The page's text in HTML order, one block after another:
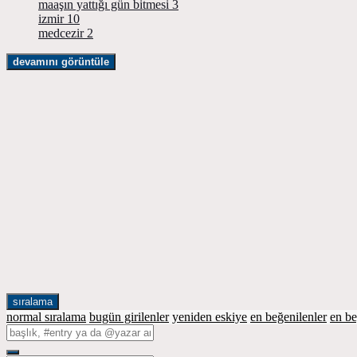
maaşın yattığı gün bitmesi 3
izmir 10
medcezir 2
devamını görüntüle
sıralama
normal sıralama bugün girilenler yeniden eskiye en beğenilenler en